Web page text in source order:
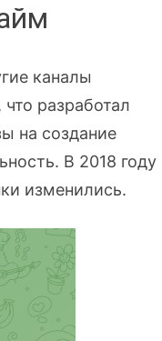
каналы
разработал
на создание
В 2018 году
изменились.